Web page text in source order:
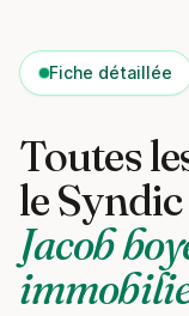
Fiche détaillée
Toutes
le Syndic
Jacob